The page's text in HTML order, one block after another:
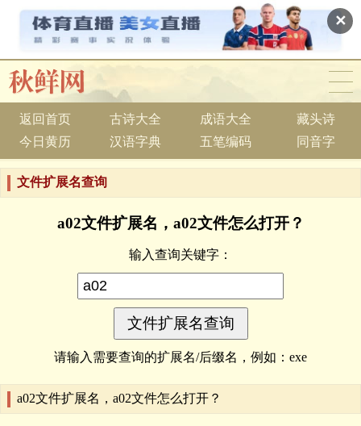
✕
返回首页 古诗大全 成语大全
藏头诗
今日黄历
汉语字典 五笔编码 同音字
文件扩展名查询
a02文件扩展名，a02文件怎么打开？
输入查询关键字：
请输入需要查询的扩展名/后缀名，例如：exe
a02文件扩展名，a02文件怎么打开？